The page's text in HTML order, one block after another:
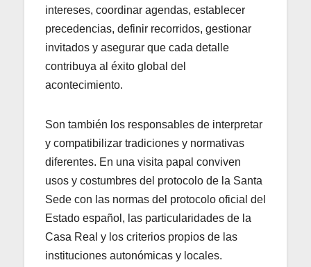
intereses, coordinar agendas, establecer
precedencias, definir recorridos, gestionar
invitados y asegurar que cada detalle
contribuya al éxito global del
acontecimiento.
Son también los responsables de interpretar
y compatibilizar tradiciones y normativas
diferentes. En una visita papal conviven
usos y costumbres del protocolo de la Santa
Sede con las normas del protocolo oficial del
Estado español, las particularidades de la
Casa Real y los criterios propios de las
instituciones autonómicas y locales.